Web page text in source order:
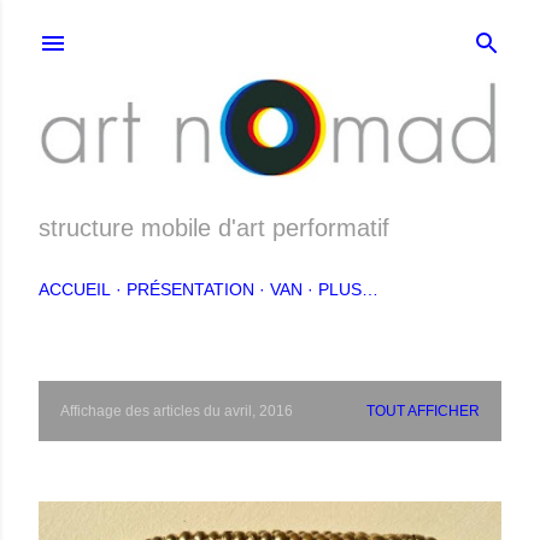
structure mobile d'art performatif
ACCUEIL PRÉSENTATION VAN PLUS…
r
i
Affichage des articles du avril, 2016 TOUT AFFICHER